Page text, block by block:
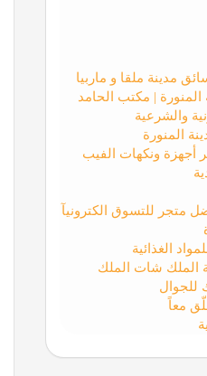
مدينة ملقا و ماربيا
| مكتب الحامد
والشرعية
المنورة
أجهزة ونكهات الفيب
متجر للتسوق الكترونيآ
الغذائية
الملك شات الملك
للجوال
معاً